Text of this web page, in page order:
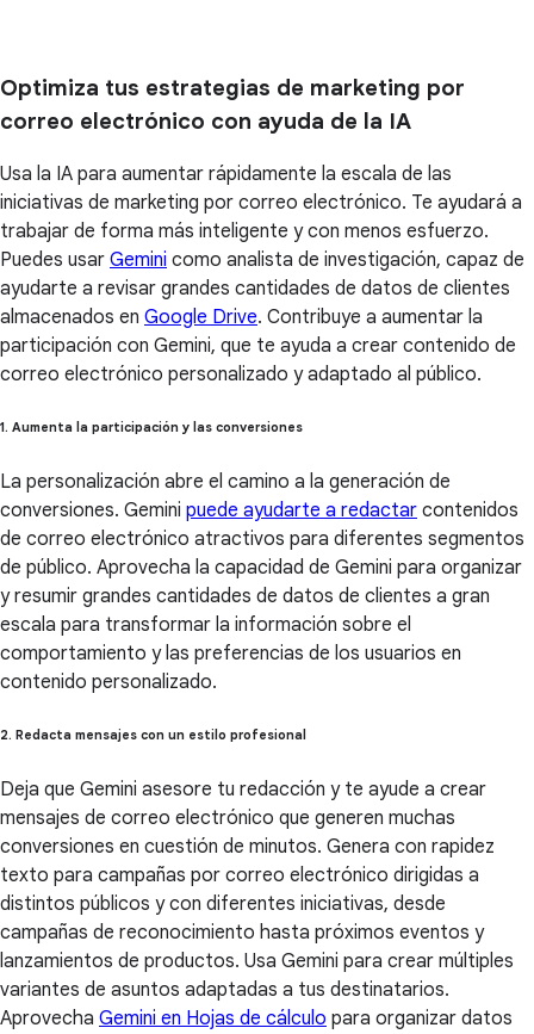
Optimiza tus estrategias de marketing por
correo electrónico con ayuda de la IA
Usa la IA para aumentar rápidamente la escala de las
iniciativas de marketing por correo electrónico. Te ayudará a
trabajar de forma más inteligente y con menos esfuerzo.
Puedes usar Gemini como analista de investigación, capaz de
ayudarte a revisar grandes cantidades de datos de clientes
almacenados en Google Drive. Contribuye a aumentar la
participación con Gemini, que te ayuda a crear contenido de
correo electrónico personalizado y adaptado al público.
1. Aumenta la participación y las conversiones
La personalización abre el camino a la generación de
conversiones. Gemini puede ayudarte a redactar contenidos
de correo electrónico atractivos para diferentes segmentos
de público. Aprovecha la capacidad de Gemini para organizar
y resumir grandes cantidades de datos de clientes a gran
escala para transformar la información sobre el
comportamiento y las preferencias de los usuarios en
contenido personalizado.
2. Redacta mensajes con un estilo profesional
Deja que Gemini asesore tu redacción y te ayude a crear
mensajes de correo electrónico que generen muchas
conversiones en cuestión de minutos. Genera con rapidez
texto para campañas por correo electrónico dirigidas a
distintos públicos y con diferentes iniciativas, desde
campañas de reconocimiento hasta próximos eventos y
lanzamientos de productos. Usa Gemini para crear múltiples
variantes de asuntos adaptadas a tus destinatarios.
Aprovecha Gemini en Hojas de cálculo para organizar datos